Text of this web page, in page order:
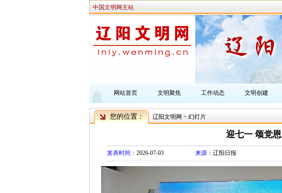
中国文明网主站
网站首页 文明聚焦 工作动态 文明创建
您的位置： 辽阳文明网 > 幻灯片
迎七一 颂党恩
发表时间： 2026-07-03 来源： 辽阳日报